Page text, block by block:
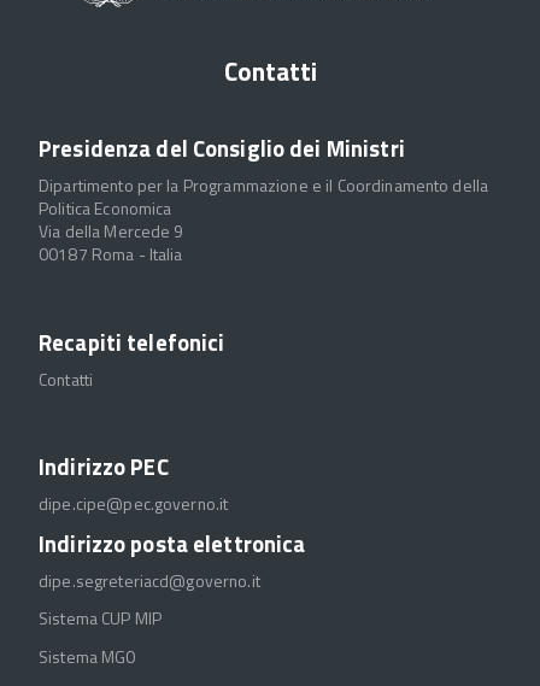
Contatti
Presidenza del Consiglio dei Ministri
Dipartimento per la Programmazione e il Coordinamento della
Politica Economica
Via della Mercede 9
00187 Roma - Italia
Recapiti telefonici
Contatti
Indirizzo PEC
dipe.cipe@pec.governo.it
Indirizzo posta elettronica
dipe.segreteriacd@governo.it
Sistema CUP MIP
Sistema MGO